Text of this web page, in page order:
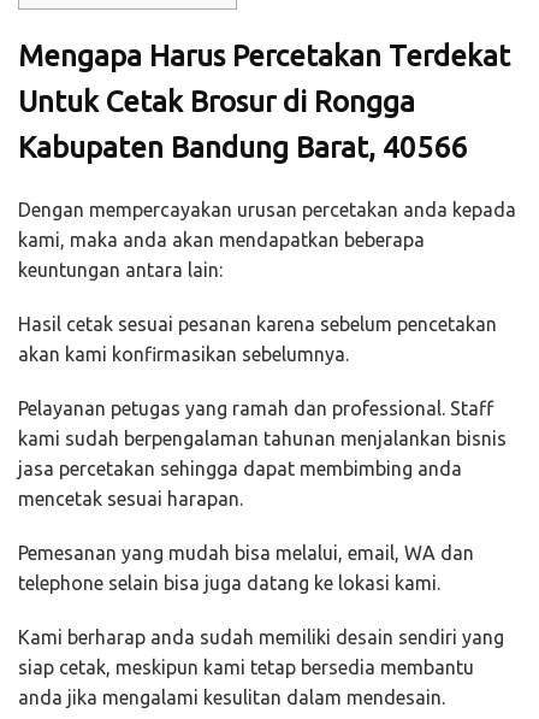
Mengapa Harus Percetakan Terdekat
Untuk Cetak Brosur di Rongga
Kabupaten Bandung Barat, 40566
Dengan mempercayakan urusan percetakan anda kepada
kami, maka anda akan mendapatkan beberapa
keuntungan antara lain:
Hasil cetak sesuai pesanan karena sebelum pencetakan
akan kami konfirmasikan sebelumnya.
Pelayanan petugas yang ramah dan professional. Staff
kami sudah berpengalaman tahunan menjalankan bisnis
jasa percetakan sehingga dapat membimbing anda
mencetak sesuai harapan.
Pemesanan yang mudah bisa melalui, email, WA dan
telephone selain bisa juga datang ke lokasi kami.
Kami berharap anda sudah memiliki desain sendiri yang
siap cetak, meskipun kami tetap bersedia membantu
anda jika mengalami kesulitan dalam mendesain.